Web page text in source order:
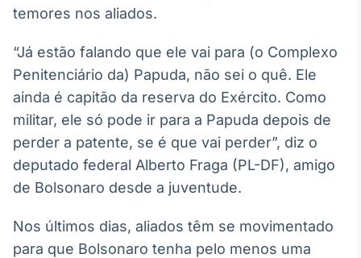
temores nos aliados.
“Já estão falando que ele vai para (o Complexo
Penitenciário da) Papuda, não sei o quê. Ele
ainda é capitão da reserva do Exército. Como
militar, ele só pode ir para a Papuda depois de
perder a patente, se é que vai perder”, diz o
deputado federal Alberto Fraga (PL-DF), amigo
de Bolsonaro desde a juventude.
Nos últimos dias, aliados têm se movimentado
para que Bolsonaro tenha pelo menos uma